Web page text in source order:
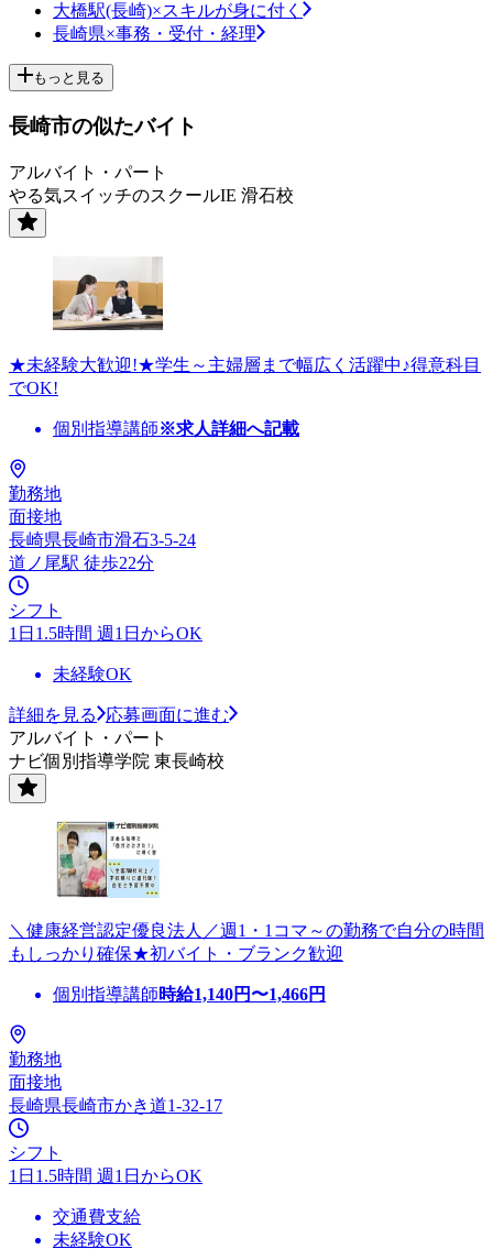
大橋駅(長崎)×スキルが身に付く
長崎県×事務・受付・経理
もっと見る
長崎市の似たバイト
アルバイト・パート
やる気スイッチのスクールIE 滑石校
★未経験大歓迎!★学生～主婦層まで幅広く活躍中♪得意科目
でOK!
個別指導講師※求人詳細へ記載
勤務地
面接地
長崎県長崎市滑石3-5-24
道ノ尾駅 徒歩22分
シフト
1日1.5時間 週1日からOK
未経験OK
詳細を見る
応募画面に進む
アルバイト・パート
ナビ個別指導学院 東長崎校
＼健康経営認定優良法人／週1・1コマ～の勤務で自分の時間
もしっかり確保★初バイト・ブランク歓迎
個別指導講師時給1,140円〜1,466円
勤務地
面接地
長崎県長崎市かき道1-32-17
シフト
1日1.5時間 週1日からOK
交通費支給
未経験OK